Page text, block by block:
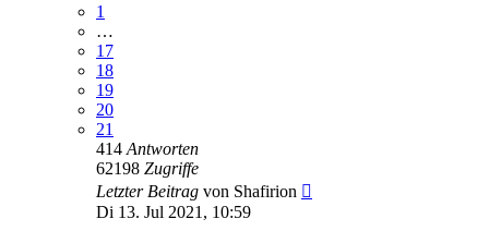
1
…
17
18
19
20
21
414 Antworten
62198 Zugriffe
Letzter Beitrag von Shafirion
Di 13. Jul 2021, 10:59